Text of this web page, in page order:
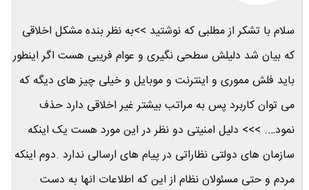
سلام با تشکر از مطلبی که نوشتید >>به نظر بنده مشکل اخلاقی
که بیان شد دلیلش سطحی نگیری و عوام فریبی هست اگر اینطور
باید فلش مموری و اینترنت و موبایل و خیلی چیز های دیگه که
می توان کاربرد پس به مراتب بیشتر غیر اخلاقی دارد حذف
نمود…. >>> دلیل امنیتی دو نظر در این مورد هست یک اینکه
سازمان های دولتی نظاراتی در پیام های ارسالی ندارد .دوم اینکه
مردم و حتی مسئولان نظام از این که اطلاعات انها به دست